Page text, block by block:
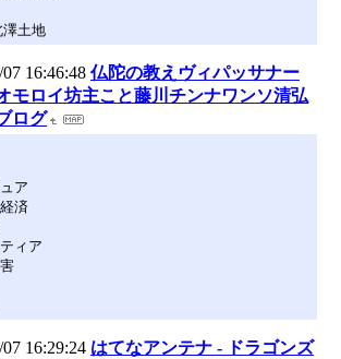
澤土地
16:46:48 仏陀の教えヴィパッサナー
モロイ坊主こと藤川チンナワンソ清弘
ログ
ア
済
ィア
16:29:24 はてなアンテナ - ドラゴンズ